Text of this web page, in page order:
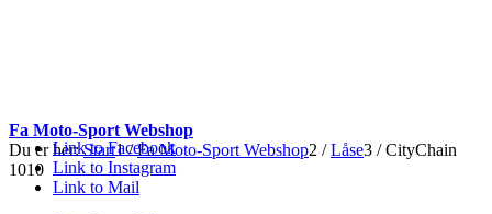
Link to Facebook
Link to Instagram
Link to Mail
Fa Moto-Sport Webshop
Du er her: Start1 / Fa Moto-Sport Webshop2 / Låse3 / CityChain
1010